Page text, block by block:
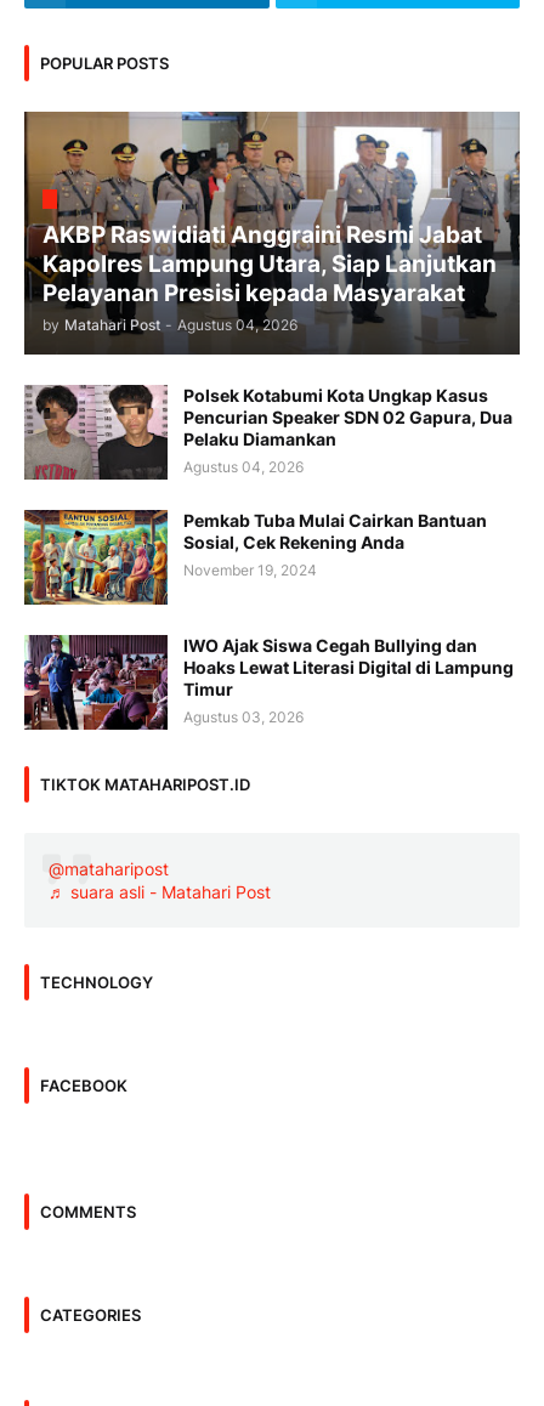
POPULAR POSTS
AKBP Raswidiati Anggraini Resmi Jabat
Kapolres Lampung Utara, Siap Lanjutkan
Pelayanan Presisi kepada Masyarakat
by Matahari Post - Agustus 04, 2026
Polsek Kotabumi Kota Ungkap Kasus
Pencurian Speaker SDN 02 Gapura, Dua
Pelaku Diamankan
Agustus 04, 2026
Pemkab Tuba Mulai Cairkan Bantuan
Sosial, Cek Rekening Anda
November 19, 2024
IWO Ajak Siswa Cegah Bullying dan
Hoaks Lewat Literasi Digital di Lampung
Timur
Agustus 03, 2026
TIKTOK MATAHARIPOST.ID
@mataharipost
♬ suara asli - Matahari Post
TECHNOLOGY
FACEBOOK
COMMENTS
CATEGORIES